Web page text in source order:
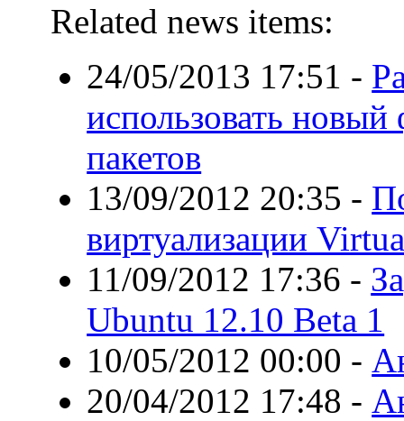
Related news items:
24/05/2013 17:51 -
использовать
пакетов
13/09/2012 20:35 -
виртуализации
11/09/2012 17:36 -
Ubuntu 12.10 Beta 1
10/05/2012 00:00 -
20/04/2012 17:48 -